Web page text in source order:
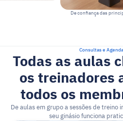
De confiança das
Consultas e
Todas as aulas
os treinadores
todos os
De aulas em grupo a sessões de
seu ginásio funciona